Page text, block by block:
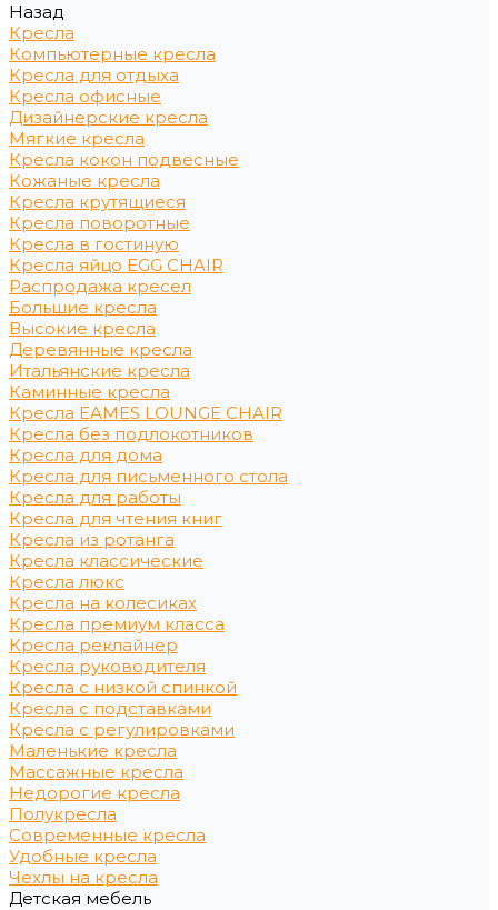
Назад
Кресла
Компьютерные кресла
Кресла для отдыха
Кресла офисные
Дизайнерские кресла
Мягкие кресла
Кресла кокон подвесные
Кожаные кресла
Кресла крутящиеся
Кресла поворотные
Кресла в гостиную
Кресла яйцо EGG CHAIR
Распродажа кресел
Большие кресла
Высокие кресла
Деревянные кресла
Итальянские кресла
Каминные кресла
Кресла EAMES LOUNGE CHAIR
Кресла без подлокотников
Кресла для дома
Кресла для письменного стола
Кресла для работы
Кресла для чтения книг
Кресла из ротанга
Кресла классические
Кресла люкс
Кресла на колесиках
Кресла премиум класса
Кресла реклайнер
Кресла руководителя
Кресла с низкой спинкой
Кресла с подставками
Кресла с регулировками
Маленькие кресла
Массажные кресла
Недорогие кресла
Полукресла
Современные кресла
Удобные кресла
Чехлы на кресла
Детская мебель